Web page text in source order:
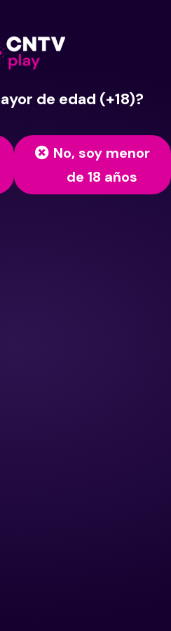
de edad (+18)?
No, soy menor
de 18 años